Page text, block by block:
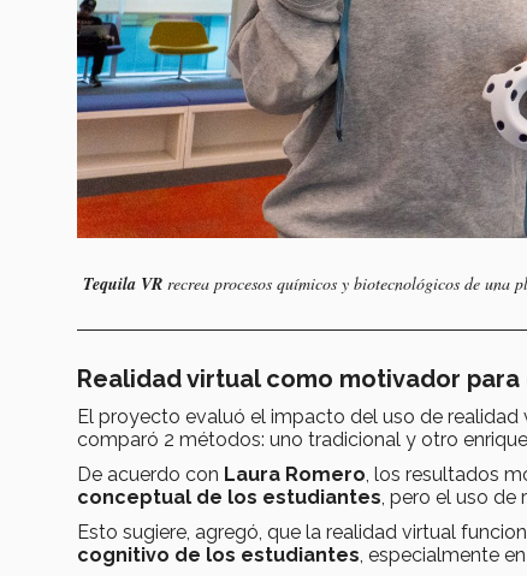
Tequila VR recrea procesos químicos y biotecnológicos de
Realidad virtual como motivador
El proyecto evaluó el impacto del uso de
comparó 2 métodos: uno tradicional y otro
De acuerdo con Laura Romero, los resultados
conceptual de los estudiantes, pero el uso de
Esto sugiere, agregó, que la realidad virtual
cognitivo de los estudiantes, especialmente